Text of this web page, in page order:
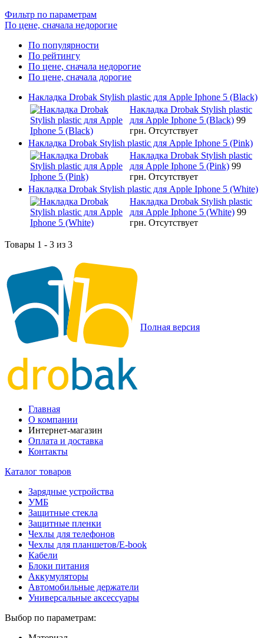
Фильтр по параметрам
По цене, сначала недорогие
По популярности
По рейтингу
По цене, сначала недорогие
По цене, сначала дорогие
Накладка Drobak Stylish plastic для Apple Iphone 5 (Black)
Накладка Drobak Stylish plastic
для Apple Iphone 5 (Black) 99
грн. Отсутствует
Накладка Drobak Stylish plastic для Apple Iphone 5 (Pink)
Накладка Drobak Stylish plastic
для Apple Iphone 5 (Pink) 99
грн. Отсутствует
Накладка Drobak Stylish plastic для Apple Iphone 5 (White)
Накладка Drobak Stylish plastic
для Apple Iphone 5 (White) 99
грн. Отсутствует
Товары 1 - 3 из 3
Полная версия
Главная
О компании
Интернет-магазин
Оплата и доставка
Контакты
Каталог товаров
Зарядные устройства
УМБ
Защитные стекла
Защитные пленки
Чехлы для телефонов
Чехлы для планшетов/E-book
Кабели
Блоки питания
Аккумуляторы
Автомобильные держатели
Универсальные аксессуары
Выбор по параметрам: